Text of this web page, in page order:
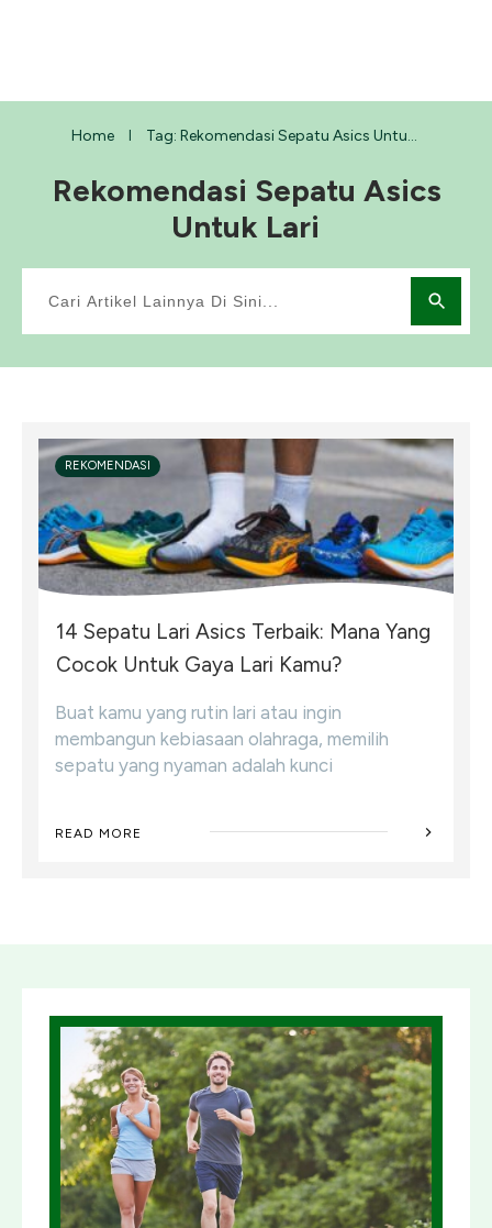
Home Tag: Rekomendasi Sepatu Asics Untuk Lari
Rekomendasi Sepatu Asics
Untuk Lari
REKOMENDASI
14 Sepatu Lari Asics Terbaik: Mana Yang
Cocok Untuk Gaya Lari Kamu?
Buat kamu yang rutin lari atau ingin
membangun kebiasaan olahraga, memilih
sepatu yang nyaman adalah kunci
READ MORE